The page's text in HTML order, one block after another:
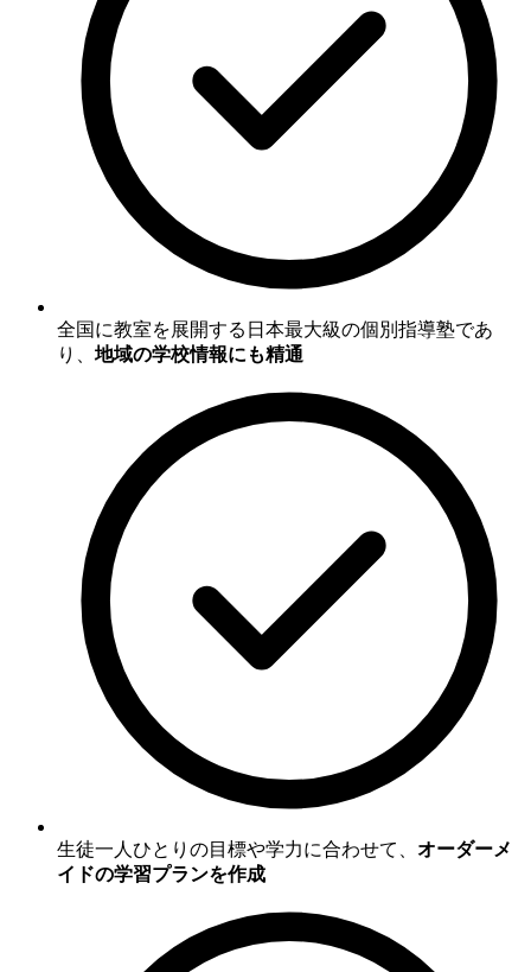
全国に教室を展開する日本最大級の個別指導塾であ
り、 地域の学校情報にも精通
生徒一人ひとりの目標や学力に合わせて、 オーダーメ
イドの学習プランを作成